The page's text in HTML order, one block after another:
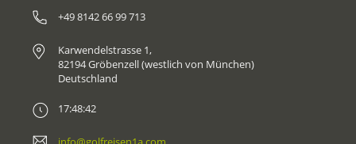
+49 8142 66 99 713
Karwendelstrasse 1,
82194 Gröbenzell (westlich von München)
Deutschland
17:48:42